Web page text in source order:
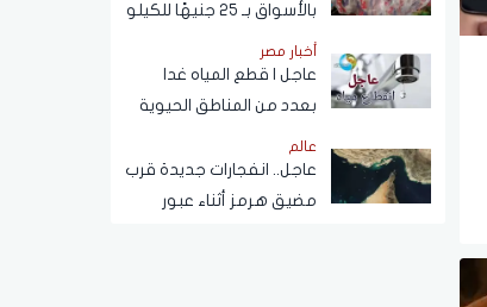
بالأسواق بـ 25 جنيهًا للكيلو
أخبار مصر
عاجل | قطع المياه غدا
بعدد من المناطق الحيوية
في الجيزة.. ومناشدات
للمواطنين بتدبير
احتياجاتهم
عالم
عاجل.. انفجارات جديدة قرب
مضيق هرمز أثناء عبور